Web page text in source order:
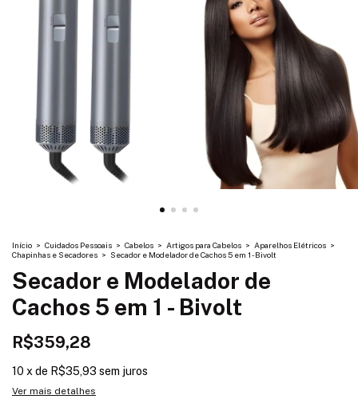
Início > Cuidados Pessoais > Cabelos > Artigos para Cabelos > Aparelhos Elétricos >
Chapinhas e Secadores > Secador e Modelador de Cachos 5 em 1 - Bivolt
Secador e Modelador de
Cachos 5 em 1 - Bivolt
R$359,28
10 x de R$35,93 sem juros
Ver mais detalhes